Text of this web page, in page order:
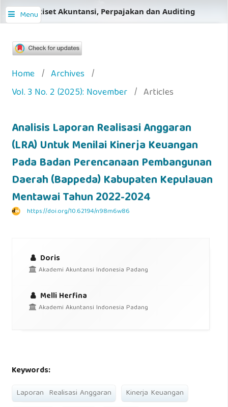
Menu
Jurnal Riset Akuntansi, Perpajakan dan Auditing
Home / Archives /
Vol. 3 No. 2 (2025): November / Articles
Analisis Laporan Realisasi Anggaran
(LRA) Untuk Menilai Kinerja Keuangan
Pada Badan Perencanaan Pembangunan
Daerah (Bappeda) Kabupaten Kepulauan
Mentawai Tahun 2022-2024
https://doi.org/10.62194/n98m6w86
Doris
Akademi Akuntansi Indonesia Padang
Melli Herfina
Akademi Akuntansi Indonesia Padang
Keywords:
Laporan Realisasi Anggaran
Kinerja Keuangan